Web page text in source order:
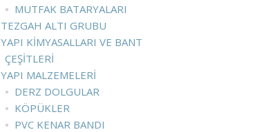
MUTFAK BATARYALARI
TEZGAH ALTI GRUBU
YAPI KIMYASALLARI VE BANT
ÇEŞITLERI
YAPI MALZEMELERI
DERZ DOLGULAR
KÖPÜKLER
PVC KENAR BANDI